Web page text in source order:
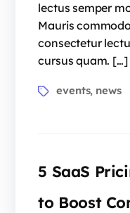
lectus semper
Mauris
consectetur
cursus quam. […]
events, news
5 SaaS
to Boost